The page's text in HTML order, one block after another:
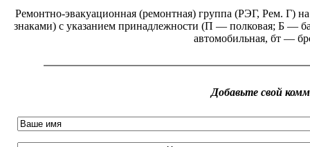
Ремонтно-эвакуационная (ремонтная) группа (РЭГ, Рем. Г)
знаками) с указанием принадлежности (П — полковая; Б —
автомобильная, бт —
Добавьте свой